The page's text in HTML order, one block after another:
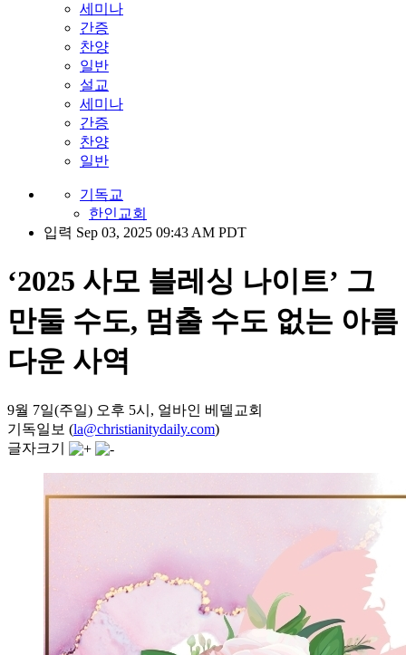
세미나
간증
찬양
일반
설교
세미나
간증
찬양
일반
기독교
한인교회
입력 Sep 03, 2025 09:43 AM PDT
‘2025 사모 블레싱 나이트’ 그
만둘 수도, 멈출 수도 없는 아름
다운 사역
9월 7일(주일) 오후 5시, 얼바인 베델교회
기독일보 (la@christianitydaily.com)
글자크기